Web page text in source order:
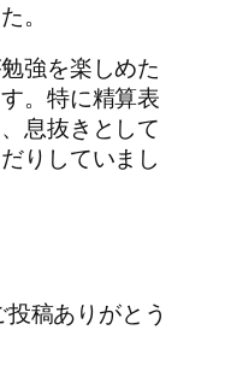
。
強を楽しめた
。特に精算表
息抜きとして
りしていまし
稿ありがとう